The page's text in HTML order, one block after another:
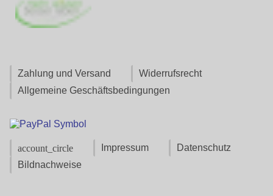
Zahlung und Versand
Widerrufsrecht
Allgemeine Geschäftsbedingungen
account_circle Impressum
Datenschutz
Bildnachweise